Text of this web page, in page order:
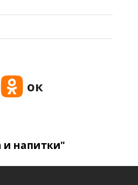
и напитки"